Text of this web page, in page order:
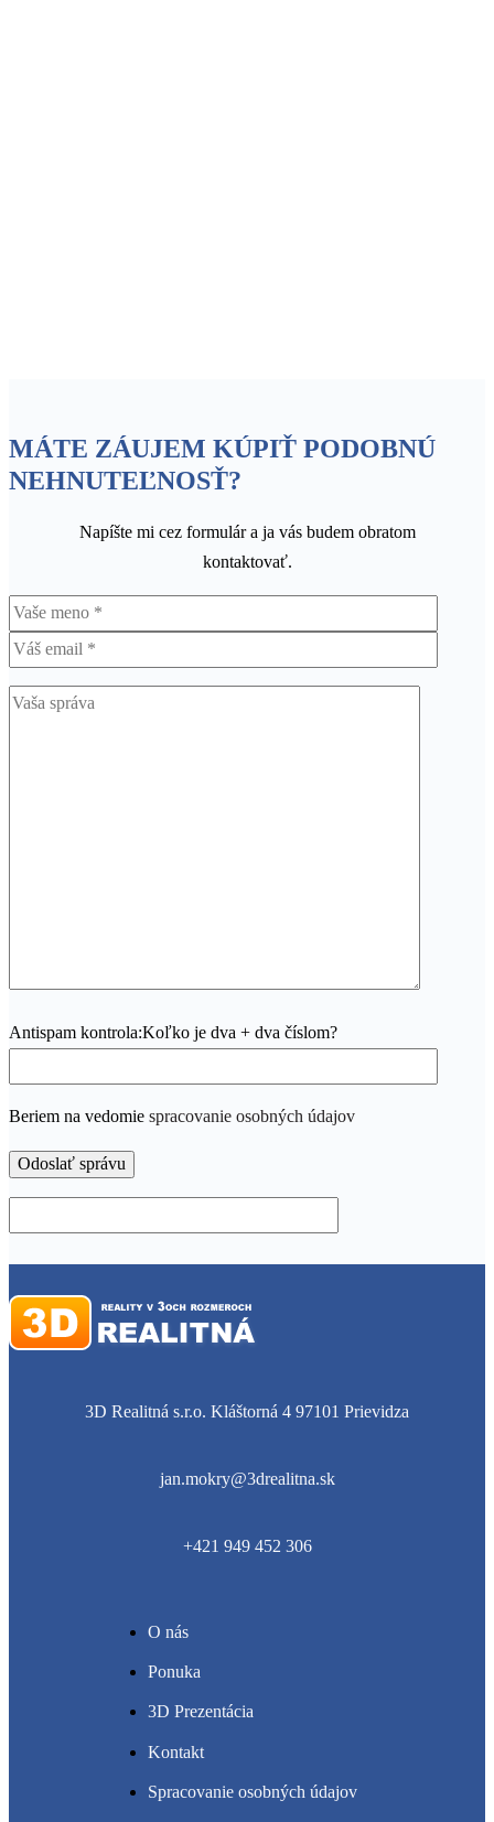
MÁTE ZÁUJEM KÚPIŤ PODOBNÚ
NEHNUTEĽNOSŤ?
Napíšte mi cez formulár a ja vás budem obratom
kontaktovať.
Antispam kontrola:Koľko je dva + dva číslom?
Beriem na vedomie spracovanie osobných údajov
3D Realitná s.r.o. Kláštorná 4 97101 Prievidza
jan.mokry@3drealitna.sk
+421 949 452 306
O nás
Ponuka
3D Prezentácia
Kontakt
Spracovanie osobných údajov